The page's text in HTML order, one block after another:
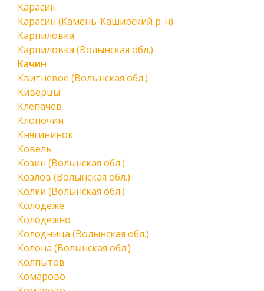
Карасин
Карасин (Камень-Каширский р-н)
Карпиловка
Карпиловка (Волынская обл.)
Качин
Квитневое (Волынская обл.)
Киверцы
Клепачев
Клопочин
Княгининок
Ковель
Козин (Волынская обл.)
Козлов (Волынская обл.)
Колки (Волынская обл.)
Колодеже
Колодежно
Колодница (Волынская обл.)
Колона (Волынская обл.)
Колпытов
Комарово